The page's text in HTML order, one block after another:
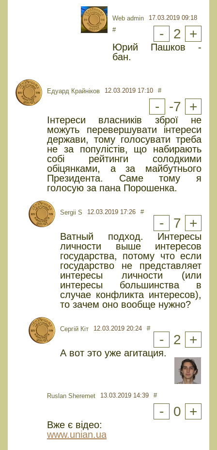
Web admin
17.03.2019 09:18
#
- 2 +
Юрий Пашков -
бан.
Едуард Крайніков 12.03.2019 17:10 #
- -7 +
Інтереси власників зброї не
можуть перевершувати інтереси
держави, тому голосувати треба
не за популістів, що набирають
собі рейтинги солодкими
обіцянками, а за майбутнього
Президента. Саме тому я
голосую за пана Порошенка.
Sergii S 12.03.2019 17:26 #
- 7 +
Ватный подход. Интересы
личности выше интересов
государства, потому что если
государство не представляет
интересы личности (или
интересы большинства в
случае конфликта интересов),
то зачем оно вообще нужно?
Сергій Кіт 12.03.2019 20:24 #
- 2 +
А вот это уже агитация.
Ruslan Sheremet 13.03.2019 14:39 #
- 0 +
Вже є відео:
www.unian.ua